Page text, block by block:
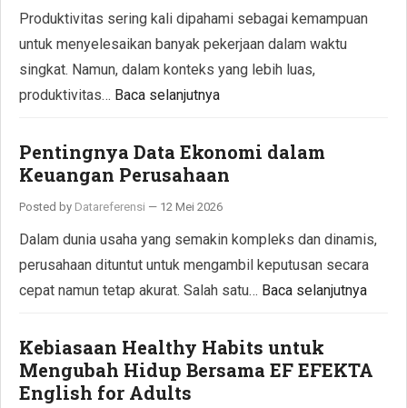
Produktivitas sering kali dipahami sebagai kemampuan
untuk menyelesaikan banyak pekerjaan dalam waktu
singkat. Namun, dalam konteks yang lebih luas,
produktivitas… Baca selanjutnya
Pentingnya Data Ekonomi dalam
Keuangan Perusahaan
Posted by Datareferensi — 12 Mei 2026
Dalam dunia usaha yang semakin kompleks dan dinamis,
perusahaan dituntut untuk mengambil keputusan secara
cepat namun tetap akurat. Salah satu… Baca selanjutnya
Kebiasaan Healthy Habits untuk
Mengubah Hidup Bersama EF EFEKTA
English for Adults